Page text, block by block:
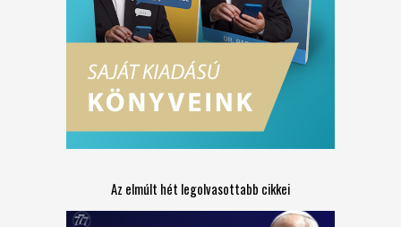
Az elmúlt hét legolvasottabb cikkei